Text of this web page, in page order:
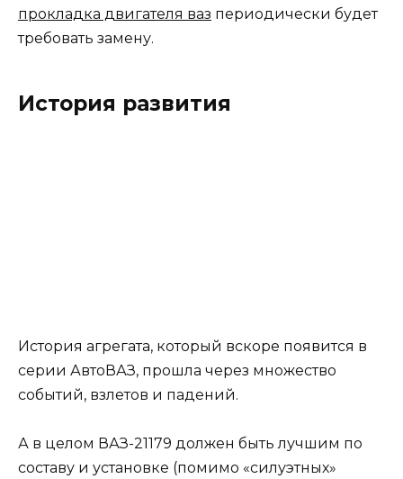
прокладка двигателя ваз периодически будет
требовать замену.
История развития
История агрегата, который вскоре появится в
серии АвтоВАЗ, прошла через множество
событий, взлетов и падений.
А в целом ВАЗ-21179 должен быть лучшим по
составу и установке (помимо «силуэтных»